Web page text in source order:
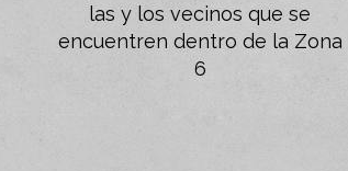
las y los vecinos que se
encuentren dentro de la Zona
6